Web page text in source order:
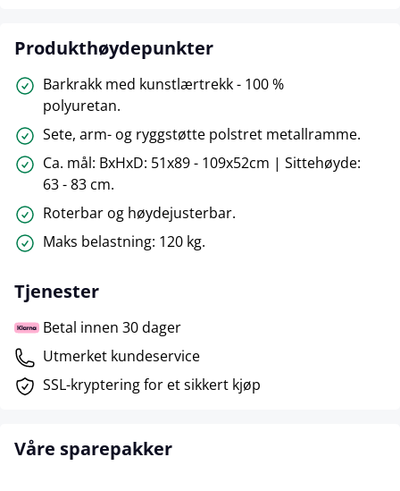
Produkthøydepunkter
Barkrakk med kunstlærtrekk - 100 %
polyuretan.
Sete, arm- og ryggstøtte polstret metallramme.
Ca. mål: BxHxD: 51x89 - 109x52cm | Sittehøyde:
63 - 83 cm.
Roterbar og høydejusterbar.
Maks belastning: 120 kg.
Tjenester
Betal innen 30 dager
Utmerket kundeservice
SSL-kryptering for et sikkert kjøp
Våre sparepakker